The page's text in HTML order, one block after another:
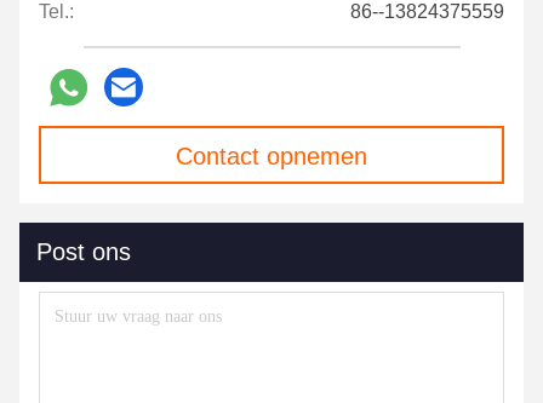
Tel.: 86--13824375559
Contact opnemen
Post ons